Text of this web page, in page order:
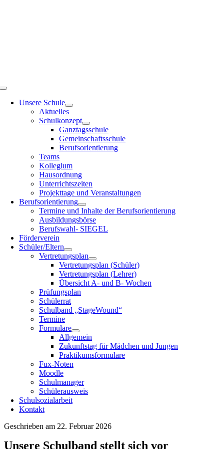
Toggle
NavigationUnsere Schule
Aktuelles
Schulkonzept
Ganztagsschule
Gemeinschaftsschule
Berufsorientierung
Teams
Kollegium
Hausordnung
Unterrichtszeiten
Projekttage und Veranstaltungen
Berufsorientierung
Termine und Inhalte der Berufsorientierung
Ausbildungsbörse
Berufswahl- SIEGEL
Förderverein
Schüler/Eltern
Vertretungsplan
Vertretungsplan (Schüler)
Vertretungsplan (Lehrer)
Übersicht A- und B- Wochen
Prüfungsplan
Schülerrat
Schulband „StageWound“
Termine
Formulare
Allgemein
Zukunftstag für Mädchen und Jungen
Praktikumsformulare
Fux-Noten
Moodle
Schulmanager
Schülerausweis
Schulsozialarbeit
Kontakt
Geschrieben am 22. Februar 2026
Unsere Schulband stellt sich vor